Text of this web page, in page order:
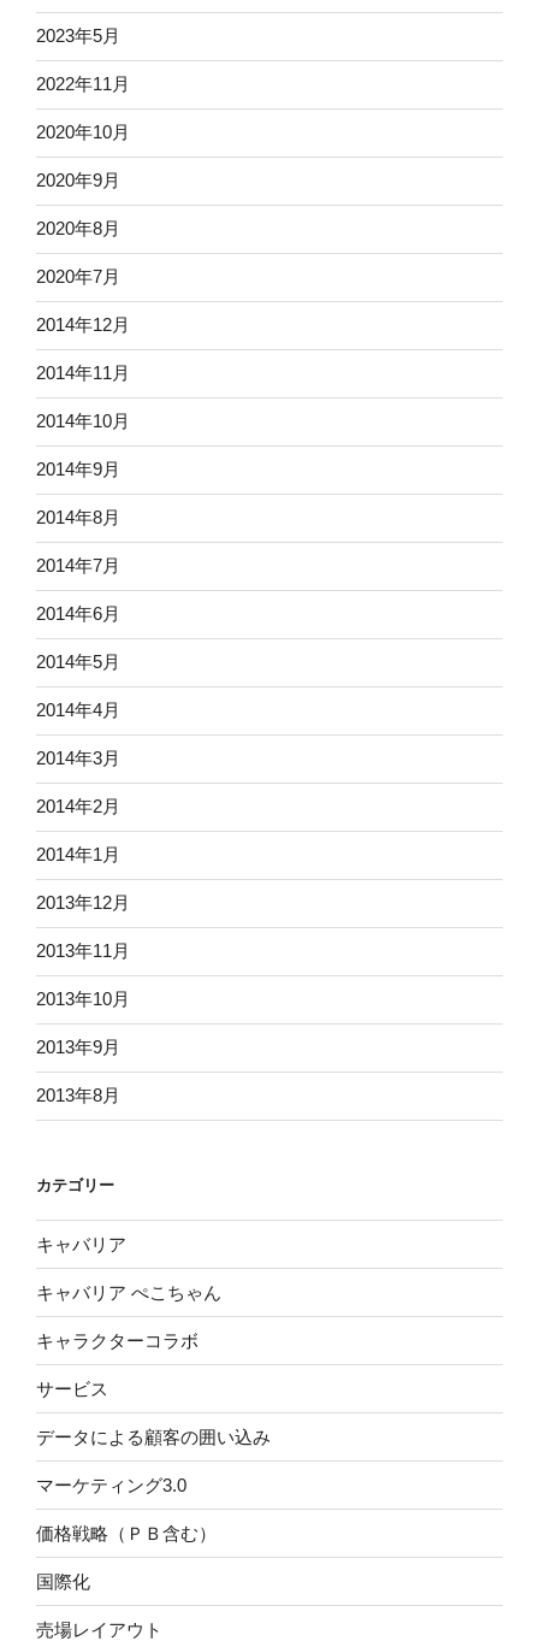
2023年5月
2022年11月
2020年10月
2020年9月
2020年8月
2020年7月
2014年12月
2014年11月
2014年10月
2014年9月
2014年8月
2014年7月
2014年6月
2014年5月
2014年4月
2014年3月
2014年2月
2014年1月
2013年12月
2013年11月
2013年10月
2013年9月
2013年8月
カテゴリー
キャバリア
キャバリア ぺこちゃん
キャラクターコラボ
サービス
データによる顧客の囲い込み
マーケティング3.0
価格戦略（ＰＢ含む）
国際化
売場レイアウト